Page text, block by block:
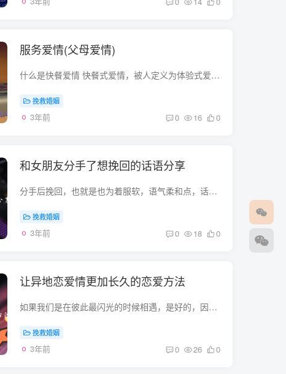
服务爱情(父母爱情)
什么是快餐爱情 快餐式爱情，被人定义为体验式爱情的衍生品种。 当满足了对异性的好奇心，获得了与异性交往的经验，可以过把瘾就死，用不着‘山无棱，天地合，乃敢与君绝。 科普; “谈恋爱就是...
挽救婚姻
3年前 0 16 0
和女朋友分手了想挽回的话语分享
分手后挽回，也就是也为着服软，语气柔和点，话语动听点，有什么难的？真的爱，又怎么会跟自己的女友吵得不可开交？真的爱真的会让她难过痛哭。可能是一时气话，那就对她说好听的话，挽回她吧。...
挽救婚姻
3年前 0 18 0
让异地恋爱情更加长久的恋爱方法
如果我们是在彼此最闪光的时候相遇，是好的，因为我们知道自己爱了一个值得爱的人，他/她有能力经营好自己的生活；如果我们是在彼此最狼狈的时候相遇，也是好的，因为我们知道自己爱了一个坚强...
挽救婚姻
3年前 0 26 0